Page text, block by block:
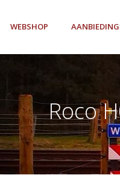
WEBSHOP
Roco